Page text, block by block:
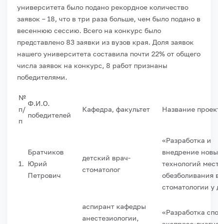
университета было подано рекордное количество
заявок – 18, что в три раза больше, чем было подано в
весеннюю сессию. Всего на конкурс было
представлено 83 заявки из вузов края. Доля заявок
нашего университета составила почти 22% от общего
числа заявок на конкурс, 8 работ признаны
победителями.
№
п/
п
Ф.И.О.
победителей
Кафедра, факультет Название
1.
Братчиков
Юрий
Петрович
детский врач-
стоматолог
«Разработка и
внедрение
технологий
обезболивания
стоматологии у
аспирант кафедры
анестезиологии,
«Разработка